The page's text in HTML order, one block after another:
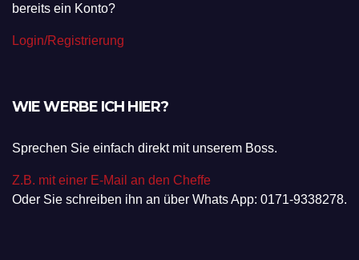
bereits ein Konto?
Login/Registrierung
WIE WERBE ICH HIER?
Sprechen Sie einfach direkt mit unserem Boss.
Z.B. mit einer E-Mail an den Cheffe
Oder Sie schreiben ihn an über Whats App: 0171-9338278.